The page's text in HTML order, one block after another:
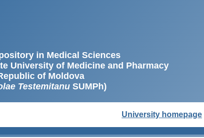
in Medical Sciences
University of Medicine and Pharmacy
of Moldova
TestemitanuSUMPh)
University homepage